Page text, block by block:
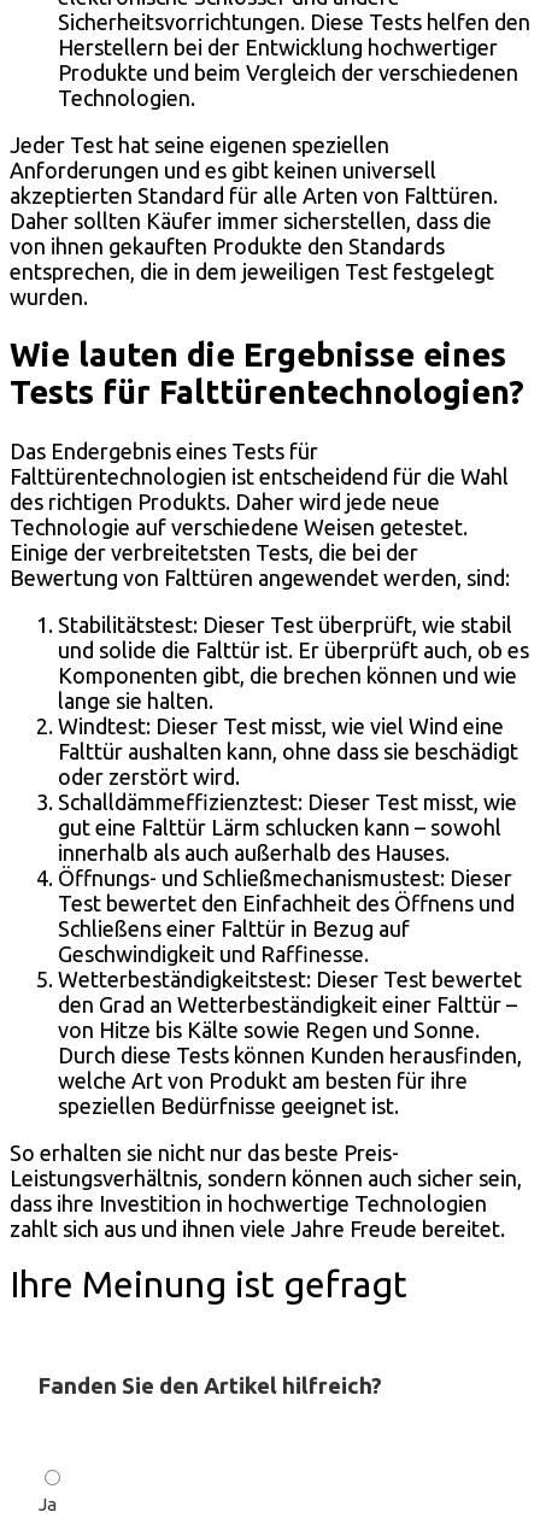
Sicherheitsvorrichtungen. Diese Tests helfen den
Herstellern bei der Entwicklung hochwertiger
Produkte und beim Vergleich der verschiedenen
Technologien.
Jeder Test hat seine eigenen speziellen
Anforderungen und es gibt keinen universell
akzeptierten Standard für alle Arten von Falttüren.
Daher sollten Käufer immer sicherstellen, dass die
von ihnen gekauften Produkte den Standards
entsprechen, die in dem jeweiligen Test festgelegt
wurden.
Wie lauten die Ergebnisse eines
Tests für Falttürentechnologien?
Das Endergebnis eines Tests für
Falttürentechnologien ist entscheidend für die Wahl
des richtigen Produkts. Daher wird jede neue
Technologie auf verschiedene Weisen getestet.
Einige der verbreitetsten Tests, die bei der
Bewertung von Falttüren angewendet werden, sind:
Stabilitätstest: Dieser Test überprüft, wie stabil
und solide die Falttür ist. Er überprüft auch, ob es
Komponenten gibt, die brechen können und wie
lange sie halten.
Windtest: Dieser Test misst, wie viel Wind eine
Falttür aushalten kann, ohne dass sie beschädigt
oder zerstört wird.
Schalldämmeffizienztest: Dieser Test misst, wie
gut eine Falttür Lärm schlucken kann – sowohl
innerhalb als auch außerhalb des Hauses.
Öffnungs- und Schließmechanismustest: Dieser
Test bewertet den Einfachheit des Öffnens und
Schließens einer Falttür in Bezug auf
Geschwindigkeit und Raffinesse.
Wetterbeständigkeitstest: Dieser Test bewertet
den Grad an Wetterbeständigkeit einer Falttür –
von Hitze bis Kälte sowie Regen und Sonne.
Durch diese Tests können Kunden herausfinden,
welche Art von Produkt am besten für ihre
speziellen Bedürfnisse geeignet ist.
So erhalten sie nicht nur das beste Preis-
Leistungsverhältnis, sondern können auch sicher sein,
dass ihre Investition in hochwertige Technologien
zahlt sich aus und ihnen viele Jahre Freude bereitet.
Ihre Meinung ist gefragt
Fanden Sie den Artikel hilfreich?
Ja